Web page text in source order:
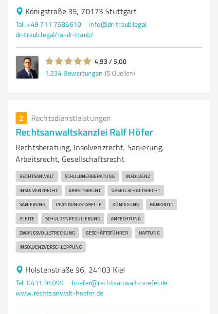
Königstraße 35, 70173 Stuttgart
Tel. +49 711 7586610
info@dr-traub.legal
dr-traub.legal/ra-dr-traub/
4,93 / 5,00
1.234 Bewertungen (5 Quellen)
2 Rechtsdienstleistungen
Rechtsanwaltskanzlei Ralf Höfer
Rechtsberatung, Insolvenzrecht, Sanierung,
Arbeitsrecht, Gesellschaftsrecht
RECHTSANWALT SCHULDNERBERATUNG INSOLVENZ
INSOLVENZRECHT ARBEITSRECHT GESELLSCHAFTSRECHT
SANIERUNG PFÄNDUNGSTABELLE KÜNDIGUNG BANKROTT
PLEITE SCHULDENREGULIERUNG ANFECHTUNG
ZWANGSVOLLSTRECKUNG GESCHÄFTSFÜHRER HAFTUNG
INSOLVENZVERSCHLEPPUNG
Holstenstraße 96, 24103 Kiel
Tel. 0431 94099
hoefer@rechtsanwalt-hoefer.de
www.rechtsanwalt-hoefer.de